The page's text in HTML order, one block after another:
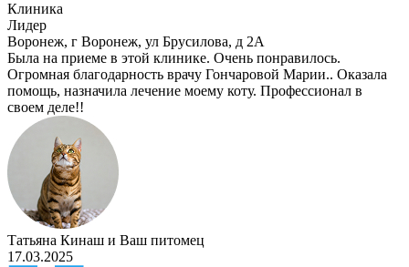
Клиника
Лидер
Воронеж, г Воронеж, ул Брусилова, д 2А
Была на приеме в этой клинике. Очень понравилось.
Огромная благодарность врачу Гончаровой Марии.. Оказала
помощь, назначила лечение моему коту. Профессионал в
своем деле!!
Татьяна Кинаш и Ваш питомец
17.03.2025